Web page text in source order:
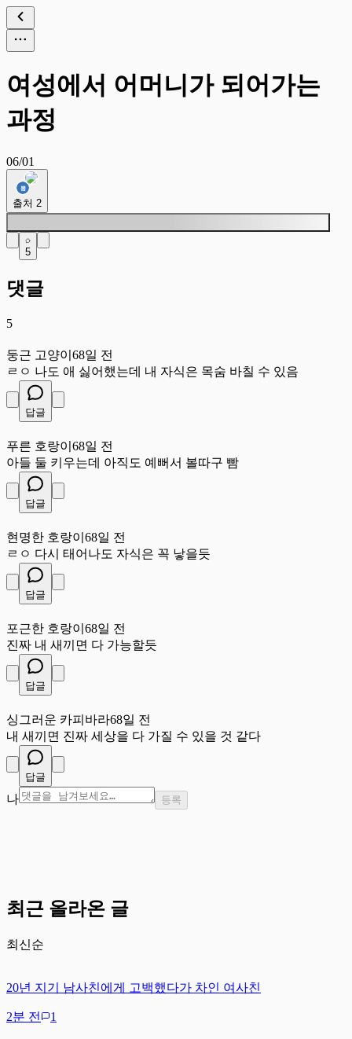
여성에서 어머니가 되어가는
과정
06/01
출처 2
5
댓글
5
둥근 고양이 68일 전
ㄹㅇ 나도 애 싫어했는데 내 자식은 목숨 바칠 수 있음
답글
푸른 호랑이 68일 전
아들 둘 키우는데 아직도 예뻐서 볼따구 빰
답글
현명한 호랑이 68일 전
ㄹㅇ 다시 태어나도 자식은 꼭 낳을듯
답글
포근한 호랑이 68일 전
진짜 내 새끼면 다 가능할듯
답글
싱그러운 카피바라68일 전
내 새끼면 진짜 세상을 다 가질 수 있을 것 같다
답글
나 등록
최근 올라온 글
최신순
20년 지기 남사친에게 고백했다가 차인 여사친
2분 전 1